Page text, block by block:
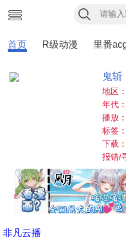
首页 R级动漫 里番
鬼斩
地区
年代
播放
标签
下载：
报错/
非凡云播